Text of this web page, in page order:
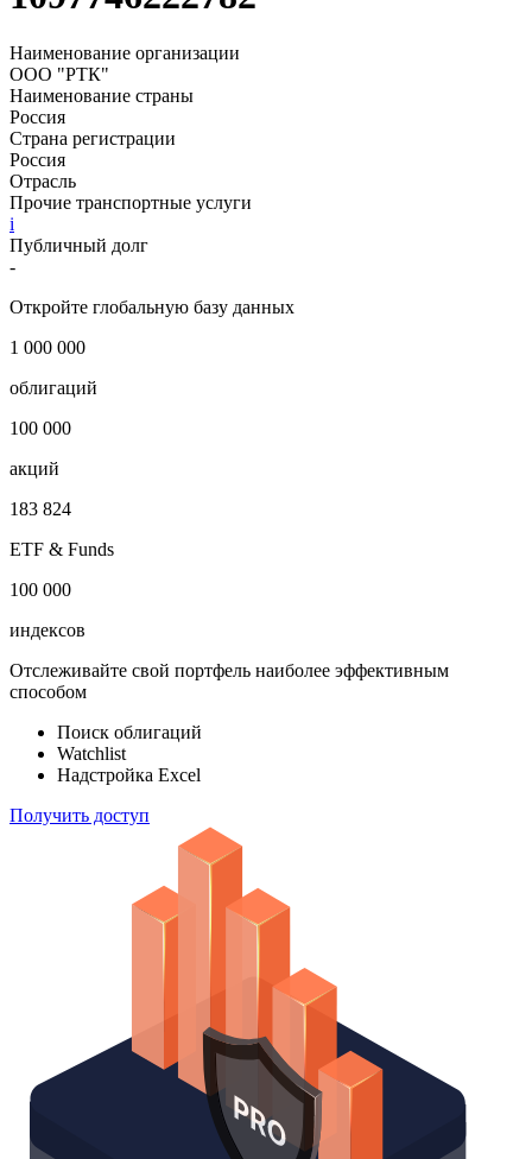
1097746222782
Наименование организации
ООО "РТК"
Наименование страны
Россия
Страна регистрации
Россия
i
-
Откройте глобальную базу данных
1 000 000
облигаций
100 000
акций
183 824
ETF & Funds
100 000
Отслеживайте свой портфель наиболее эффективным
способом
Поиск облигаций
Надстройка Excel
Получить доступ